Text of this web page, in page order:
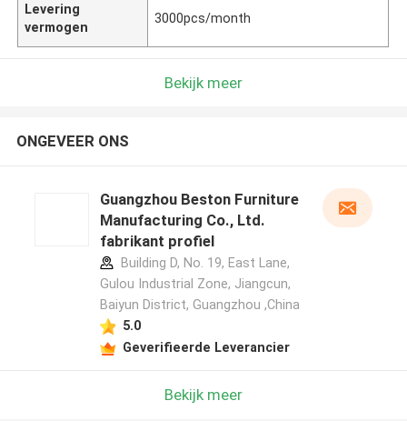
Levering
vermogen
3000pcs/month
Bekijk meer
ONGEVEER ONS
Guangzhou Beston Furniture
Manufacturing Co., Ltd.
fabrikant profiel
Building D, No. 19, East Lane,
Gulou Industrial Zone, Jiangcun,
Baiyun District, Guangzhou ,China
5.0
Geverifieerde Leverancier
Bekijk meer